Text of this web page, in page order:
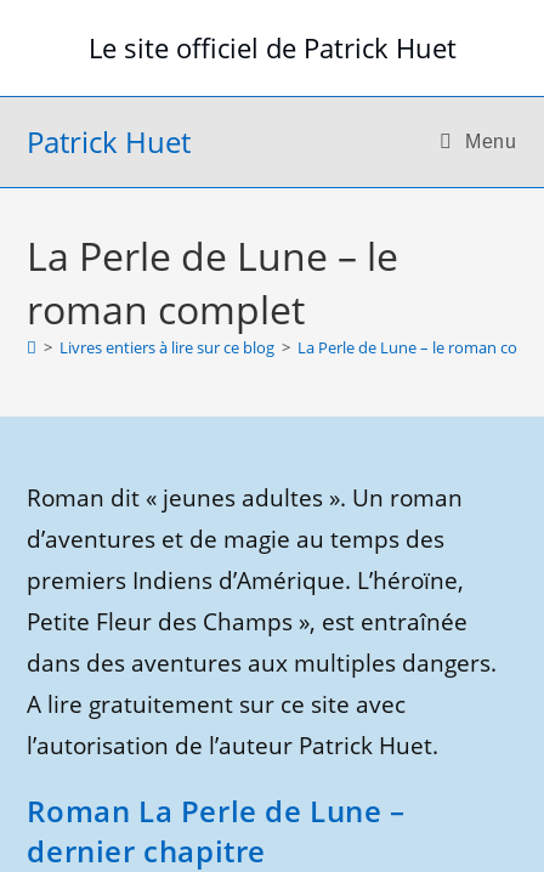
Le site officiel de Patrick Huet
Patrick Huet Menu
La Perle de Lune – le
roman complet
> Livres entiers à lire sur ce blog > La Perle de Lune – le roman
Roman dit « jeunes adultes ». Un roman
d’aventures et de magie au temps des
premiers Indiens d’Amérique. L’héroïne,
Petite Fleur des Champs », est entraînée
dans des aventures aux multiples dangers.
A lire gratuitement sur ce site avec
l’autorisation de l’auteur Patrick Huet.
Roman La Perle de Lune –
dernier chapitre